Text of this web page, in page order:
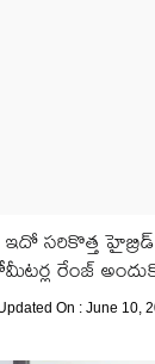
ఇదో సరికొత్త
రేంజ్
Updated On : June 10,